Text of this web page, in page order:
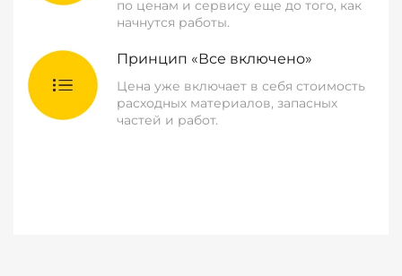
по ценам и сервису еще до того, как
начнутся работы.
Принцип «Все включено»
Цена уже включает в себя стоимость
расходных материалов, запасных
частей и работ.